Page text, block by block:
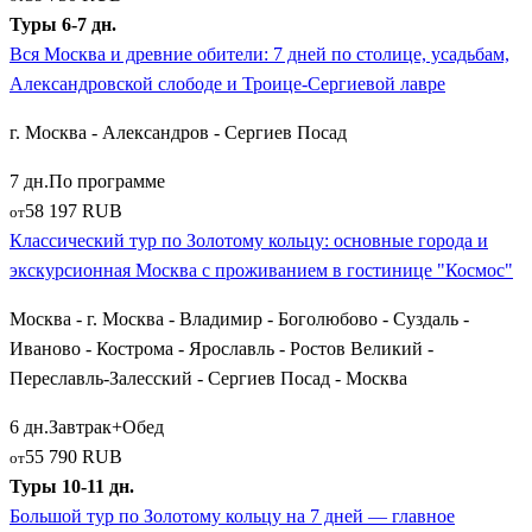
музеем Ф.М. Достоевского.
Верхневолжское направление представлено древнейТверью
с ее парадной застройкой, Путевым дворцом и памятником
Афанасию Никитину. В Тверской области маршруты
шитьем и пожарскими котлетами, живописный «водный»
Вышний Волочёк
Мемориалом Советскому солдату и старинные города вроде
Великих Лук.
Как забронировать и спланировать поездку по
Золотому кольцу
Для большинства путешественников главной отправной
точкой, откуда начинаются все ключевые туры, является
Москва. Именно из столицы ежедневно отправляются
десятки комфортабельных автобусов. В зависимости от ваших
Туры 6-7 дн.
Вся Москва и древние обители: 7 дней по столице, усадьбам,
Александровской слободе и Троице-Сергиевой лавре
г. Москва - Александров - Сергиев Посад
7 дн.По программе
от58 197 RUB
Классический тур по Золотому кольцу: основные города и
экскурсионная Москва с проживанием в гостинице "Космос"
Москва - г. Москва - Владимир - Боголюбово - Суздаль -
Иваново - Кострома - Ярославль - Ростов Великий -
Переславль-Залесский - Сергиев Посад - Москва
6 дн.Завтрак+Обед
от55 790 RUB
Туры 10-11 дн.
Большой тур по Золотому кольцу на 7 дней — главное